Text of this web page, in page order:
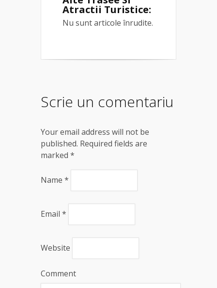
Atractii Turistice:
Nu sunt articole înrudite.
Scrie un comentariu
Your email address will not be
published. Required fields are
marked *
Name *
Email *
Website
Comment